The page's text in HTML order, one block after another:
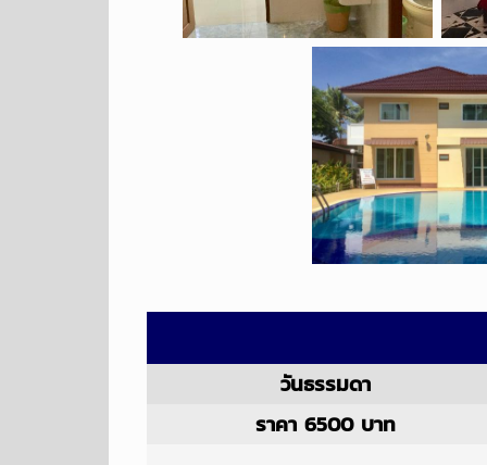
วันธรรมดา
ราคา 6500 บาท